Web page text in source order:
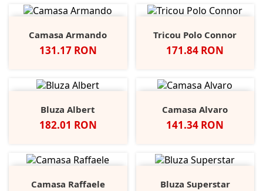
Camasa Armando
Pret
131.17 RON
Tricou Polo Connor
Pret
171.84 RON
Bluza Albert
Pret
182.01 RON
Camasa Alvaro
Pret
141.34 RON
Camasa Raffaele Bluza Superstar